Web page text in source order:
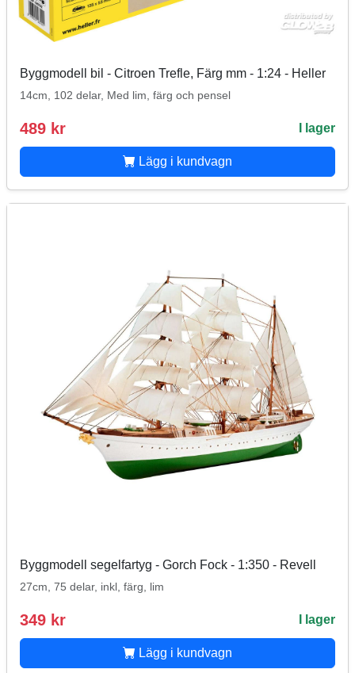
Byggmodell bil - Citroen Trefle, Färg mm - 1:24 - Heller
14cm, 102 delar, Med lim, färg och pensel
489 kr I lager
Lägg i kundvagn
Byggmodell segelfartyg - Gorch Fock - 1:350 - Revell
27cm, 75 delar, inkl, färg, lim
349 kr I lager
Lägg i kundvagn